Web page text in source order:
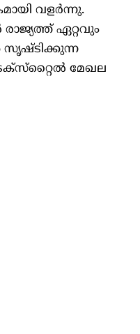
വളര്‍ന്നു.
ഏറ്റവും
മേഖല